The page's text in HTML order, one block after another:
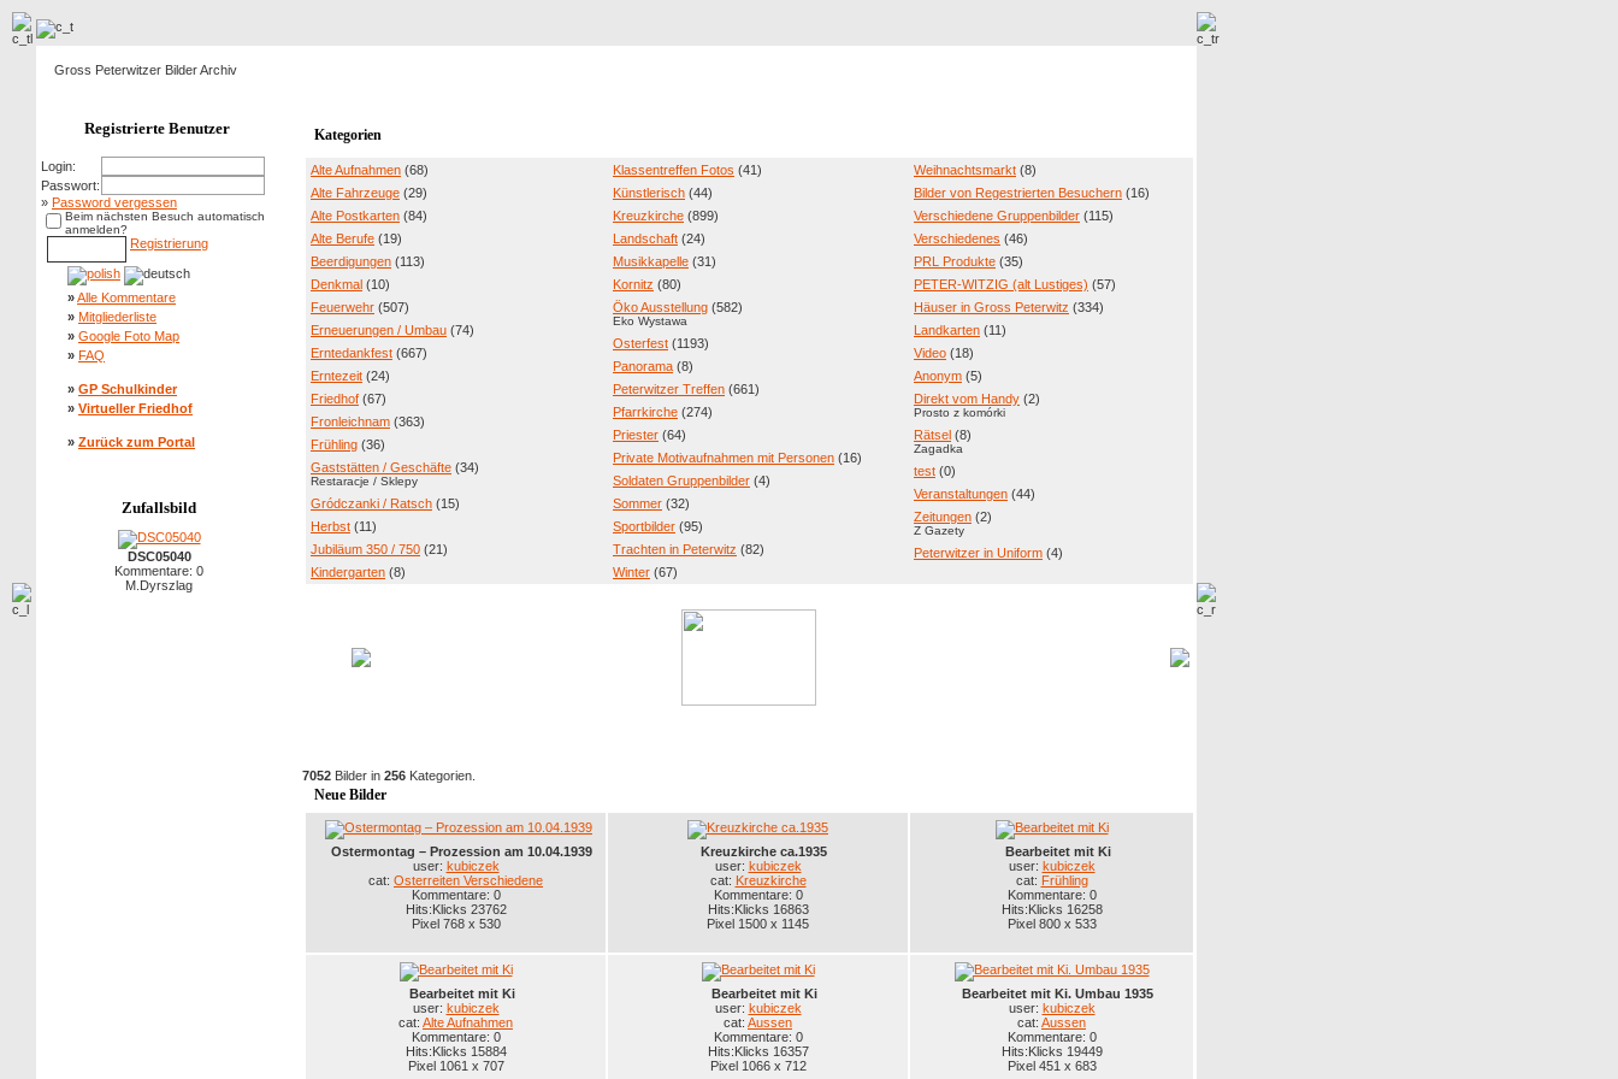
Gross Peterwitzer Bilder Archiv
Registrierte Benutzer
Login:
Passwort:
» Password vergessen
Beim nächsten Besuch automatisch
anmelden?
Registrierung
»Alle Kommentare
» Mitgliederliste
» Google Foto Map
» FAQ
» GP Schulkinder
» Virtueller Friedhof
» Zurück zum Portal
Zufallsbild
DSC05040
Kommentare: 0
M.Dyrszlag
Kategorien
Alte Aufnahmen (68)
Alte Fahrzeuge (29)
Alte Postkarten (84)
Alte Berufe (19)
Beerdigungen (113)
Denkmal (10)
Feuerwehr (507)
Erneuerungen / Umbau (74)
Erntedankfest (667)
Erntezeit (24)
Friedhof (67)
Fronleichnam (363)
Frühling (36)
Gaststätten / Geschäfte (34)
Restaracje / Sklepy
Gródczanki / Ratsch (15)
Herbst (11)
Jubiläum 350 / 750 (21)
Kindergarten (8)
Klassentreffen Fotos (41)
Künstlerisch (44)
Kreuzkirche (899)
Landschaft (24)
Musikkapelle (31)
Kornitz (80)
Öko Ausstellung (582)
Eko Wystawa
Osterfest (1193)
Panorama (8)
Peterwitzer Treffen (661)
Pfarrkirche (274)
Priester (64)
Private Motivaufnahmen mit Personen (16)
Soldaten Gruppenbilder (4)
Sommer (32)
Sportbilder (95)
Trachten in Peterwitz (82)
Winter (67)
Weihnachtsmarkt (8)
Bilder von Regestrierten Besuchern (16)
Verschiedene Gruppenbilder (115)
Verschiedenes (46)
PRL Produkte (35)
PETER-WITZIG (alt Lustiges) (57)
Häuser in Gross Peterwitz (334)
Landkarten (11)
Video (18)
Anonym (5)
Direkt vom Handy (2)
Prosto z komórki
Rätsel (8)
Zagadka
test (0)
Veranstaltungen (44)
Zeitungen (2)
Z Gazety
Peterwitzer in Uniform (4)
7052 Bilder in 256 Kategorien.
Neue Bilder
Ostermontag – Prozession am 10.04.1939
user: kubiczek
cat: Osterreiten Verschiedene
Kommentare: 0
Hits:Klicks 23762
Pixel 768 x 530
Kreuzkirche ca.1935
user: kubiczek
cat: Kreuzkirche
Kommentare: 0
Hits:Klicks 16863
Pixel 1500 x 1145
Bearbeitet mit Ki
user: kubiczek
cat: Frühling
Kommentare: 0
Hits:Klicks 16258
Pixel 800 x 533
Bearbeitet mit Ki
user: kubiczek
cat: Alte Aufnahmen
Kommentare: 0
Hits:Klicks 15884
Pixel 1061 x 707
Bearbeitet mit Ki
user: kubiczek
cat: Aussen
Kommentare: 0
Hits:Klicks 16357
Pixel 1066 x 712
Bearbeitet mit Ki. Umbau 1935
user: kubiczek
cat: Aussen
Kommentare: 0
Hits:Klicks 19449
Pixel 451 x 683